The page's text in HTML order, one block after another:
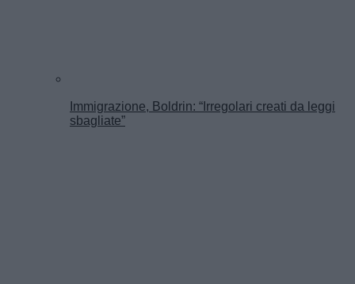
Immigrazione, Boldrin: “Irregolari creati da leggi
sbagliate”